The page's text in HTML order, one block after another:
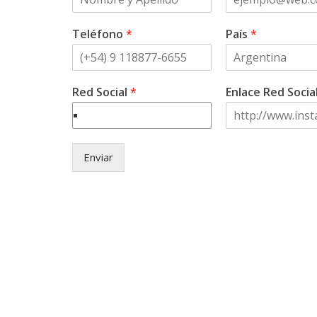
Teléfono * País *
Red Social * Enlace Red Social
Enviar